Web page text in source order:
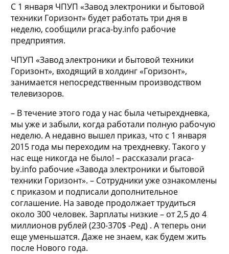
С 1 января ЧПУП «Завод электроники и бытовой
техники Горизонт» будет работать три дня в
неделю, сообщили praca-by.info рабочие
предприятия.
ЧПУП «Завод электроники и бытовой техники
Горизонт», входящий в холдинг «Горизонт»,
занимается непосредственным производством
телевизоров.
– В течение этого года у нас была четырехдневка,
мы уже и забыли, когда работали полную рабочую
неделю. А недавно вышел приказ, что с 1 января
2015 года мы переходим на трехдневку. Такого у
нас еще никогда не было! – рассказали praca-
by.info рабочие «Завода электроники и бытовой
техники Горизонт». – Сотрудники уже ознакомлены
с приказом и подписали дополнительное
соглашение. На заводе продолжает трудиться
около 300 человек. Зарплаты низкие – от 2,5 до 4
миллионов рублей (230-370$ -Ред) . А теперь они
еще уменьшатся. Даже не знаем, как будем жить
после Нового года.